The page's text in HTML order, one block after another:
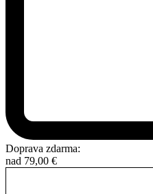
Doprava zdarma:
nad 79,00 €